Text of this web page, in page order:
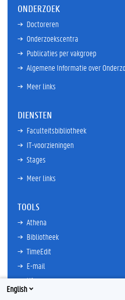
ONDERZOEK
Doctoreren
Onderzoekscentra
Publicaties per vakgroep
Algemene Informatie over
Meer links
DIENSTEN
Faculteitsbibliotheek
IT-voorzieningen
Stages
Meer links
TOOLS
Athena
Bibliotheek
TimeEdit
E-mail
Ufora
Oasis
English